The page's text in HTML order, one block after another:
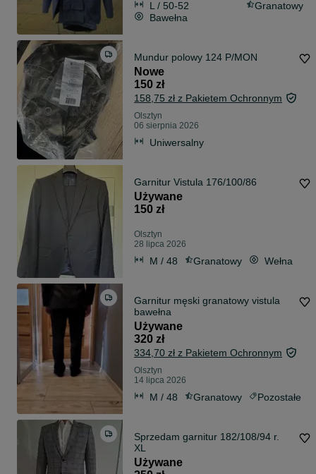
L / 50-52
Granatowy
Bawełna
Mundur polowy 124 P/MON
Nowe
150 zł
158,75 zł z Pakietem Ochronnym
Olsztyn
06 sierpnia 2026
Uniwersalny
Garnitur Vistula 176/100/86
Używane
150 zł
Olsztyn
28 lipca 2026
M / 48 Granatowy Wełna
Garnitur męski granatowy vistula
bawełna
Używane
320 zł
334,70 zł z Pakietem Ochronnym
Olsztyn
14 lipca 2026
M / 48 Granatowy Pozostałe
Sprzedam garnitur 182/108/94 r.
XL
Używane